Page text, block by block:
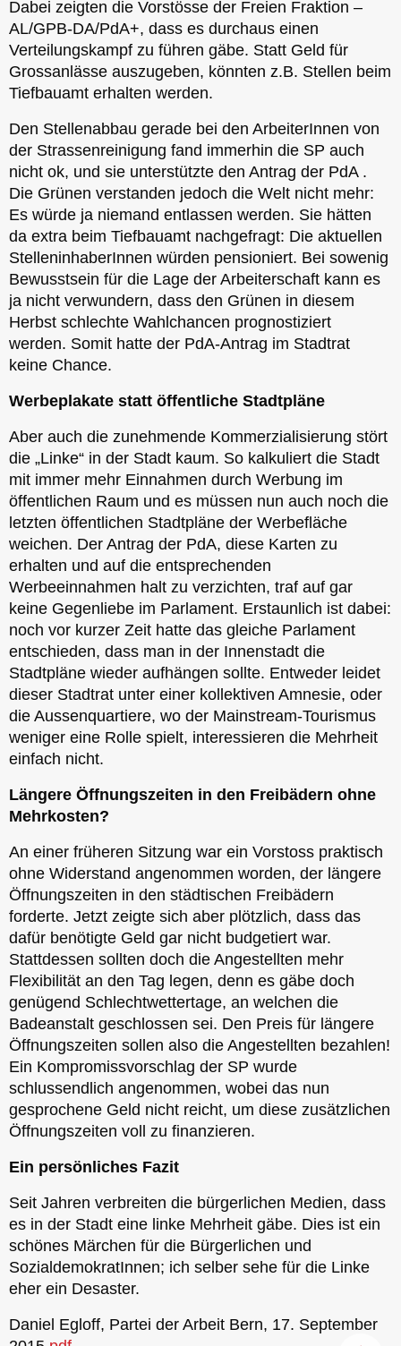
Dabei zeigten die Vorstösse der Freien Fraktion –
AL/GPB-DA/PdA+, dass es durchaus einen
Verteilungskampf zu führen gäbe. Statt Geld für
Grossanlässe auszugeben, könnten z.B. Stellen beim
Tiefbauamt erhalten werden.
Den Stellenabbau gerade bei den ArbeiterInnen von
der Strassenreinigung fand immerhin die SP auch
nicht ok, und sie unterstützte den Antrag der PdA .
Die Grünen verstanden jedoch die Welt nicht mehr:
Es würde ja niemand entlassen werden. Sie hätten
da extra beim Tiefbauamt nachgefragt: Die aktuellen
StelleninhaberInnen würden pensioniert. Bei sowenig
Bewusstsein für die Lage der Arbeiterschaft kann es
ja nicht verwundern, dass den Grünen in diesem
Herbst schlechte Wahlchancen prognostiziert
werden. Somit hatte der PdA-Antrag im Stadtrat
keine Chance.
Werbeplakate statt öffentliche Stadtpläne
Aber auch die zunehmende Kommerzialisierung stört
die „Linke“ in der Stadt kaum. So kalkuliert die Stadt
mit immer mehr Einnahmen durch Werbung im
öffentlichen Raum und es müssen nun auch noch die
letzten öffentlichen Stadtpläne der Werbefläche
weichen. Der Antrag der PdA, diese Karten zu
erhalten und auf die entsprechenden
Werbeeinnahmen halt zu verzichten, traf auf gar
keine Gegenliebe im Parlament. Erstaunlich ist dabei:
noch vor kurzer Zeit hatte das gleiche Parlament
entschieden, dass man in der Innenstadt die
Stadtpläne wieder aufhängen sollte. Entweder leidet
dieser Stadtrat unter einer kollektiven Amnesie, oder
die Aussenquartiere, wo der Mainstream-Tourismus
weniger eine Rolle spielt, interessieren die Mehrheit
einfach nicht.
Längere Öffnungszeiten in den Freibädern ohne
Mehrkosten?
An einer früheren Sitzung war ein Vorstoss praktisch
ohne Widerstand angenommen worden, der längere
Öffnungszeiten in den städtischen Freibädern
forderte. Jetzt zeigte sich aber plötzlich, dass das
dafür benötigte Geld gar nicht budgetiert war.
Stattdessen sollten doch die Angestellten mehr
Flexibilität an den Tag legen, denn es gäbe doch
genügend Schlechtwettertage, an welchen die
Badeanstalt geschlossen sei. Den Preis für längere
Öffnungszeiten sollen also die Angestellten bezahlen!
Ein Kompromissvorschlag der SP wurde
schlussendlich angenommen, wobei das nun
gesprochene Geld nicht reicht, um diese zusätzlichen
Öffnungszeiten voll zu finanzieren.
Ein persönliches Fazit
Seit Jahren verbreiten die bürgerlichen Medien, dass
es in der Stadt eine linke Mehrheit gäbe. Dies ist ein
schönes Märchen für die Bürgerlichen und
SozialdemokratInnen; ich selber sehe für die Linke
eher ein Desaster.
Daniel Egloff, Partei der Arbeit Bern, 17. September